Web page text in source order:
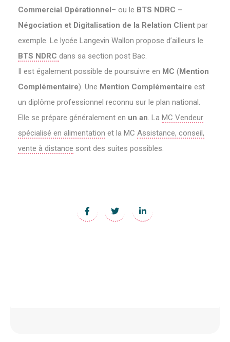
Commercial Opérationnel– ou le BTS NDRC –
Négociation et Digitalisation de la Relation Client par
exemple. Le lycée Langevin Wallon propose d’ailleurs le
BTS NDRC dans sa section post Bac.
Il est également possible de poursuivre en MC (Mention
Complémentaire). Une Mention Complémentaire est
un diplôme professionnel reconnu sur le plan national.
Elle se prépare généralement en un an. La MC Vendeur
spécialisé en alimentation et la MC Assistance, conseil,
vente à distance sont des suites possibles.